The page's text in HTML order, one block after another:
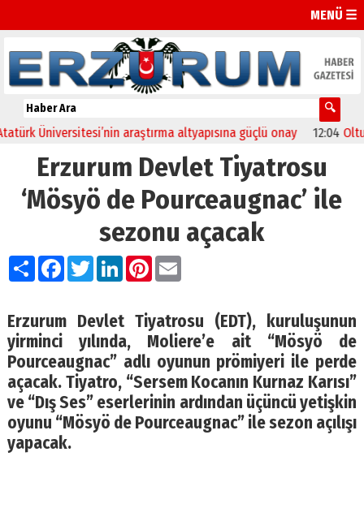
MENÜ ☰
Üniversitesi’nin araştırma altyapısına güçlü onay 12:04 Oltu’da
Erzurum Devlet Tiyatrosu
‘Mösyö de Pourceaugnac’ ile
sezonu açacak
PaylaşFacebook
TwitterLinkedIn
Pinterest
Email
Erzurum Devlet Tiyatrosu (EDT), kuruluşunun
yirminci yılında, Moliere’e ait “Mösyö de
Pourceaugnac” adlı oyunun prömiyeri ile perde
açacak. Tiyatro, “Sersem Kocanın Kurnaz Karısı”
ve “Dış Ses” eserlerinin ardından üçüncü yetişkin
oyunu “Mösyö de Pourceaugnac” ile sezon açılışı
yapacak.